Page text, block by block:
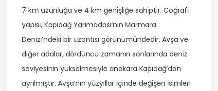
7 km uzunluğa ve 4 km genişliğe sahiptir. Coğrafi
yapısı, Kapıdağ Yarımadası’nın Marmara
Denizi’ndeki bir uzantısı görünümündedir. Avşa ve
diğer adalar, dördüncü zamanın sonlarında deniz
seviyesinin yükselmesiyle anakara Kapıdağ’dan
ayrılmıştır. Avşa’nın yüzyıllar içinde değişen isimleri